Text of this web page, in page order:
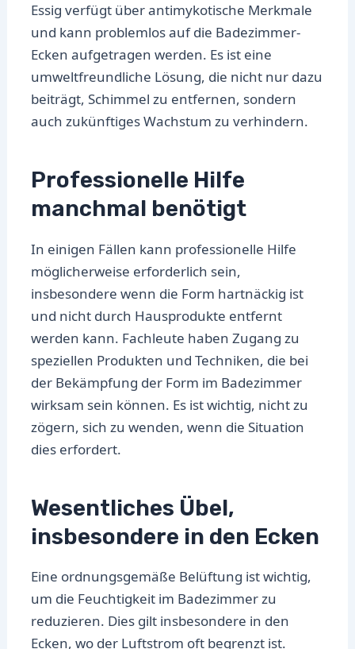
Essig verfügt über antimykotische Merkmale
und kann problemlos auf die Badezimmer-
Ecken aufgetragen werden. Es ist eine
umweltfreundliche Lösung, die nicht nur dazu
beiträgt, Schimmel zu entfernen, sondern
auch zukünftiges Wachstum zu verhindern.
Professionelle Hilfe
manchmal benötigt
In einigen Fällen kann professionelle Hilfe
möglicherweise erforderlich sein,
insbesondere wenn die Form hartnäckig ist
und nicht durch Hausprodukte entfernt
werden kann. Fachleute haben Zugang zu
speziellen Produkten und Techniken, die bei
der Bekämpfung der Form im Badezimmer
wirksam sein können. Es ist wichtig, nicht zu
zögern, sich zu wenden, wenn die Situation
dies erfordert.
Wesentliches Übel,
insbesondere in den Ecken
Eine ordnungsgemäße Belüftung ist wichtig,
um die Feuchtigkeit im Badezimmer zu
reduzieren. Dies gilt insbesondere in den
Ecken, wo der Luftstrom oft begrenzt ist.